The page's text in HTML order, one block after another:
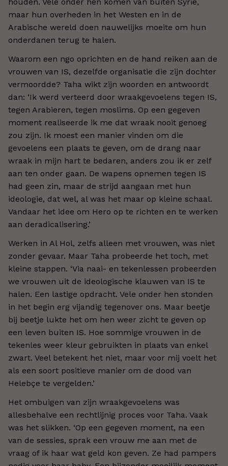
maar hun overheden in het Westen en in de
Arabische wereld doen nauwelijks moeite om hun
onderdanen terug te halen.
Waarom een ngo oprichten en de hand reiken aan de
vrouwen van IS, dezelfde organisatie die zijn dochter
vermoordde? Taha wikt zijn woorden en antwoordt
dan: ‘Ik werd verteerd door wraakgevoelens tegen IS,
tegen Arabieren, tegen moslims. Op een gegeven
moment realiseerde ik me dat wraak nooit genoeg
zou zijn. Ik moest een manier vinden om die
gevoelens een plaats te geven, om de drang naar
wraak in mijn hart te bedaren, anders zou ik er zelf
aan ten onder gaan. De wapens opnemen tegen IS
had geen zin, maar de strijd aangaan met hun
ideologie, dat wel, al was het maar op kleine schaal.
Vandaar het idee om Hero op te richten en te werken
aan deradicalisering.’
Werken in Al Hol, zelfs alleen met vrouwen, was niet
zonder gevaar. Maar Taha probeerde het toch, met
kleine stappen. ‘Via naai- en tekenlessen probeerden
we vrouwen uit de ideologische klauwen van IS te
halen. Een lastige opdracht. Vele onder hen stonden
in het begin erg vijandig tegenover ons. Maar beetje
bij beetje lukte het om hen weer zicht te geven op
een leven buiten IS. Hoe sommige vrouwen in de
tekenles weer kleur gebruikten in plaats van enkel
zwart. Veel betekent het niet, maar voor mij voelt het
als een soort positieve manier om de dood van
Helebçe te vergelden.’
Het ombuigen van zijn wraakgevoelens was
allesbehalve een rechtlijnig proces voor Taha. Vaak
was het slikken. ‘Op een gegeven moment, na een
van de sessies, sprak een vrouw me aan met de
vraag of ik haar wat geld kon geven. Ze had pampers